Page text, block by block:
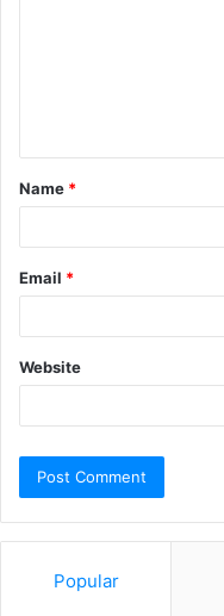
Name *
Email *
Website
Popular